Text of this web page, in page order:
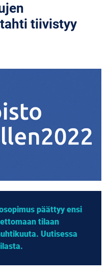
tiivistyy
päättyy ensi
tilaan
Uutisessa